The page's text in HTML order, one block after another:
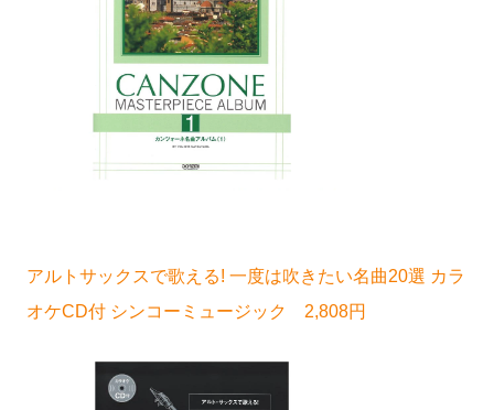
アルトサックスで歌える! 一度は吹きたい名曲20選 カラ
オケCD付 シンコーミュージック 2,808円